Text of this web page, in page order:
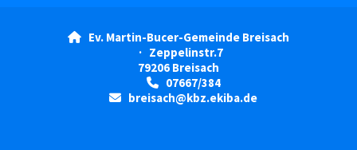

Ev. Martin-Bucer-Gemeinde Breisach
· Zeppelinstr.7
79206 Breisach
07667/384
 breisach@kbz.ekiba.de